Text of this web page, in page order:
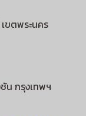
ขตพระนคร
น กรุงเทพฯ